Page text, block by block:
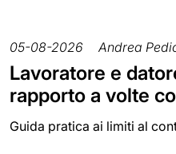
05-08-2026 Andrea
Lavoratore e
rapporto a volte
Guida pratica ai limiti al